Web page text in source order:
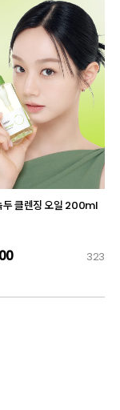
클렌징 오일 200ml
323